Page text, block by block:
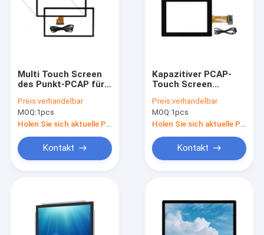
Startseite
Multi Touch Screen
des Punkt-PCAP für
Eingangsspannung
5V
Preis:verhandelbar
MOQ:1pcs
Kontakt
Kapazitiver PCAP-
Touch Screen
mit USB-
Schnittstelle 10,4
Zoll Blendschutz
Preis:verhandelbar
MOQ:1pcs
Kontakt